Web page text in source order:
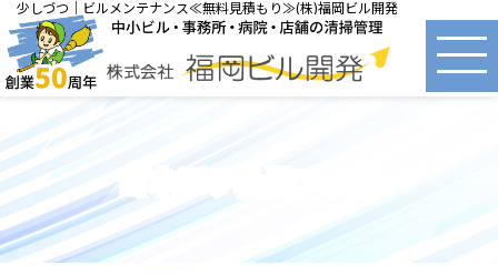
少しづつ｜ビルメンテナンス≪無料見積もり≫(株)福岡ビル開発
ヨネザワ社長ブログ